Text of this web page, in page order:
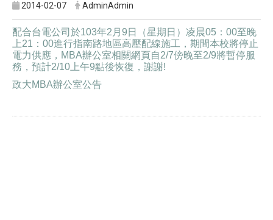
2014-02-07 AdminAdmin
配合台電公司於103年2月9日（星期日）凌晨05：00至晚
上21：00進行指南路地區高壓配線施工，期間本校將停止
電力供應，MBA辦公室相關網頁自2/7傍晚至2/9將暫停服
務，預計2/10上午9點後恢復，謝謝!
政大MBA辦公室公告